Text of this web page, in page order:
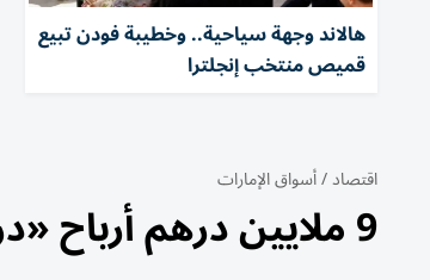
هالاند وجهة سياحية.. وخطيبة فودن تبيع
قميص منتخب إنجلترا
اقتصاد/أسواق الإمارات
9 ملايين درهم أرباح «دريك آند سكل» النصفية بنمو 38%